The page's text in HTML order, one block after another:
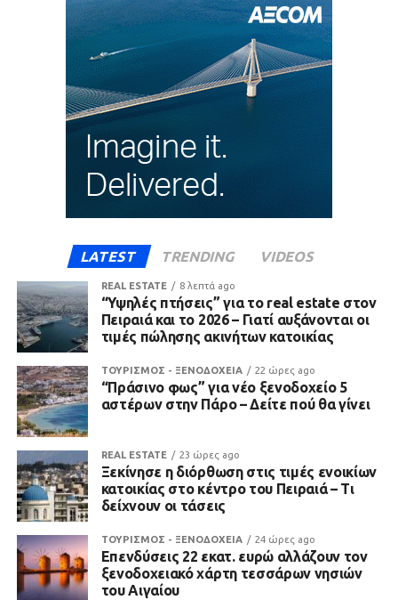
LATEST TRENDING VIDEOS
REAL ESTATE 8 λεπτά ago
“Υψηλές πτήσεις” για το real estate στον
Πειραιά και το 2026 – Γιατί αυξάνονται οι
τιμές πώλησης ακινήτων κατοικίας
ΤΟΥΡΙΣΜΟΣ - ΞΕΝΟΔΟΧΕΙΑ 22 ώρες ago
“Πράσινο φως” για νέο ξενοδοχείο 5
αστέρων στην Πάρο – Δείτε πού θα γίνει
REAL ESTATE 23 ώρες ago
Ξεκίνησε η διόρθωση στις τιμές ενοικίων
κατοικίας στο κέντρο του Πειραιά – Τι
δείχνουν οι τάσεις
ΤΟΥΡΙΣΜΟΣ - ΞΕΝΟΔΟΧΕΙΑ 24 ώρες ago
Επενδύσεις 22 εκατ. ευρώ αλλάζουν τον
ξενοδοχειακό χάρτη τεσσάρων νησιών
του Αιγαίου